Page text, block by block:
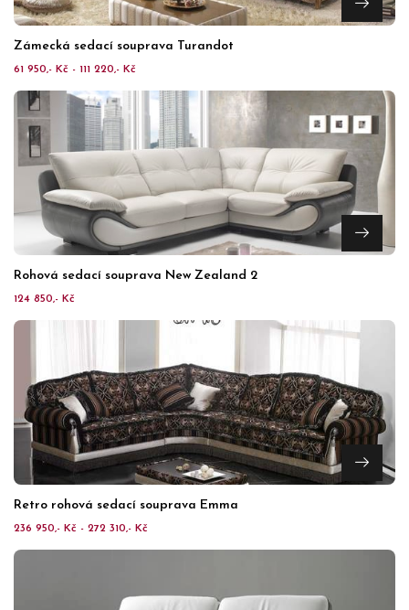
Zámecká sedací souprava Turandot
61 950,- Kč - 111 220,- Kč
Rohová sedací souprava New Zealand 2
124 850,- Kč
Retro rohová sedací souprava Emma
236 950,- Kč - 272 310,- Kč